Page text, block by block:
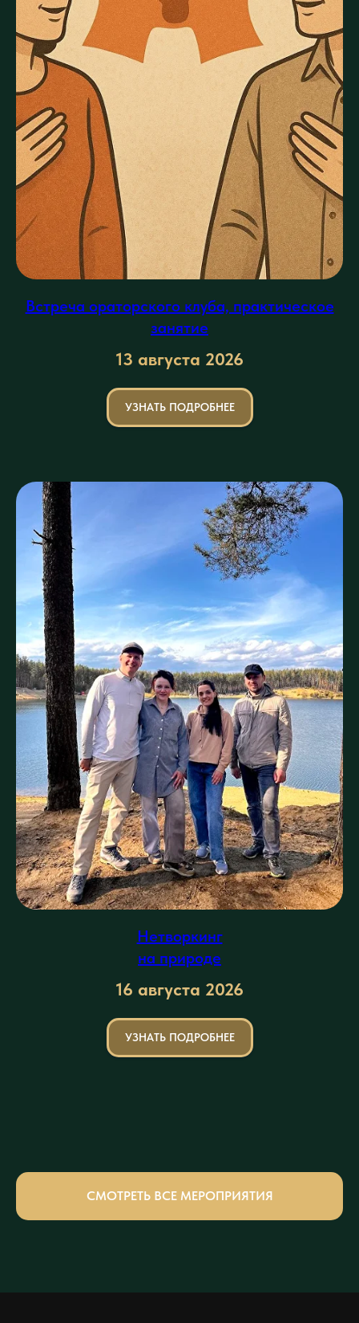
Встреча ораторского клуба, практическое
занятие
13 августа 2026
УЗНАТЬ ПОДРОБНЕЕ
Нетворкинг
на природе
16 августа 2026
УЗНАТЬ ПОДРОБНЕЕ
СМОТРЕТЬ ВСЕ МЕРОПРИЯТИЯ